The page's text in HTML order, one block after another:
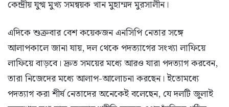
কেন্দ্রীয় যুগ্ম মুখ্য সমন্বয়ক খান মুহাম্মদ মুরসালীন।
এদিকে শুক্রবার বেশ কয়েকজন এনসিপি নেতার সঙ্গে
আলাপকালে জানা যায়, দল থেকে পদত্যাগের সংখ্যা লাফিয়ে
লাফিয়ে বাড়বে। দ্রুত সময়ের মধ্যে আরও যারা পদত্যাগ করবেন,
তারা নিজেদের মধ্যে আলাপ-আলোচনা করছেন। ইতোমধ্যে
পদত্যাগ করা শীর্ষ নেতাদের অনেকেই বলেছেন, যে দলটি জুলাই